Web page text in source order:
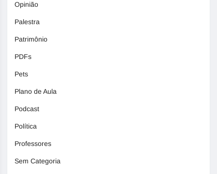
Opinião
Palestra
Patrimônio
PDFs
Pets
Plano de Aula
Podcast
Política
Professores
Sem Categoria